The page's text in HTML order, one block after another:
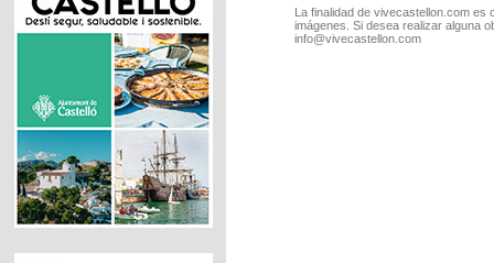
La finalidad de vivecastellon.com
imágenes. Si desea realizar alguna
info@vivecastellon.com